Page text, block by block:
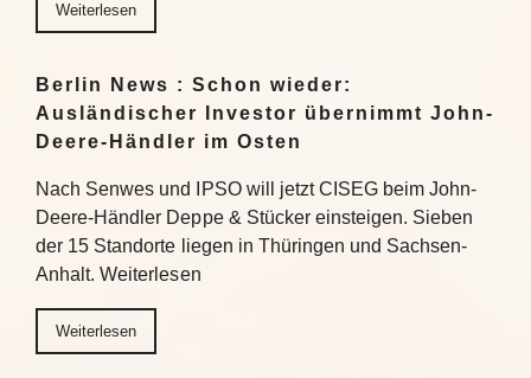
Weiterlesen
Berlin News : Schon wieder:
Ausländischer Investor übernimmt John-
Deere-Händler im Osten
Nach Senwes und IPSO will jetzt CISEG beim John-
Deere-Händler Deppe & Stücker einsteigen. Sieben
der 15 Standorte liegen in Thüringen und Sachsen-
Anhalt. Weiterlesen
Weiterlesen